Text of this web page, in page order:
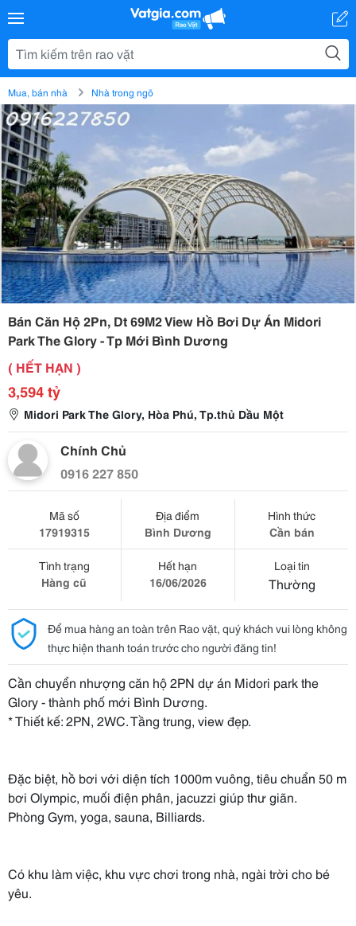
Mua, bán nhà Nhà trong ngõ
Bán Căn Hộ 2Pn, Dt 69M2 View Hồ Bơi Dự Án Midori
Park The Glory - Tp Mới Bình Dương
( HẾT HẠN )
3,594 tỷ
Midori Park The Glory, Hòa Phú, Tp.thủ Dầu Một
Chính Chủ
0916 227 850
Mã số
17919315
Địa điểm
Bình Dương
Hình thức
Cần bán
Tình trạng
Hàng cũ
Hết hạn
16/06/2026
Loại tin
Thường
Để mua hàng an toàn trên Rao vặt, quý khách vui lòng không
thực hiện thanh toán trước cho người đăng tin!
Cần chuyển nhượng căn hộ 2PN dự án Midori park the
Glory - thành phố mới Bình Dương.
* Thiết kế: 2PN, 2WC. Tầng trung, view đẹp.
Đặc biệt, hồ bơi với diện tích 1000m vuông, tiêu chuẩn 50 m
bơi Olympic, muối điện phân, jacuzzi giúp thư giãn.
Phòng Gym, yoga, sauna, Billiards.
Có khu làm việc, khu vực chơi trong nhà, ngài trời cho bé
yêu.